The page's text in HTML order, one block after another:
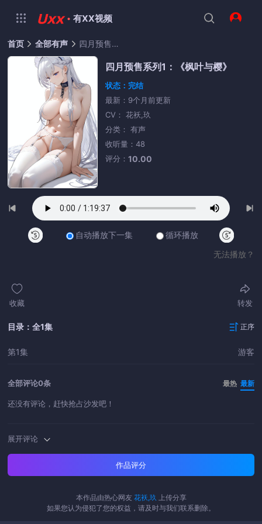
· 有XX视频
首页 全部有声 四月预售系列1：《枫叶与樱》
四月预售系列1：《枫叶与樱》
状态：完结
最新：9个月前更新
CV： 花袄,玖
分类： 有声
收听量：48
评分： 10.00
自动播放下一集
循环播放
无法播放？
收藏 转发
目录：全1集 正序
第1集 游客
全部评论0条 最热 最新
还没有评论，赶快抢占沙发吧！
展开评论
作品评分
本作品由热心网友 花袄,玖 上传分享
如果您认为侵犯了您的权益，请及时与我们联系删除。